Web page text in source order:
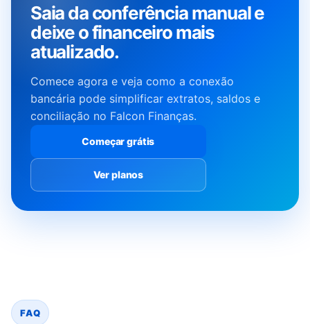
Saia da conferência manual e
deixe o financeiro mais
atualizado.
Comece agora e veja como a conexão
bancária pode simplificar extratos, saldos e
conciliação no Falcon Finanças.
Começar grátis
Ver planos
FAQ